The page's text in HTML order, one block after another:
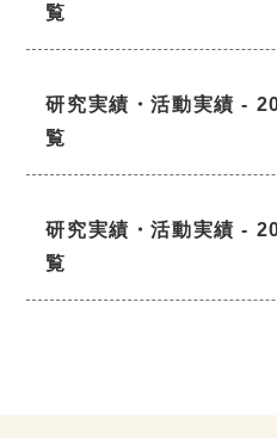
覧
研究実績・活動実績 -
覧
研究実績・活動実績 -
覧